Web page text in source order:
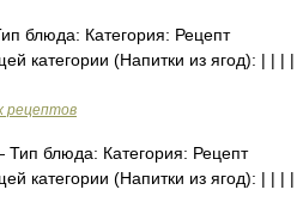
блюда: Категория: Рецепт
категории (Напитки из ягод): | | | |
рецептов
блюда: Категория: Рецепт
категории (Напитки из ягод): | | | |